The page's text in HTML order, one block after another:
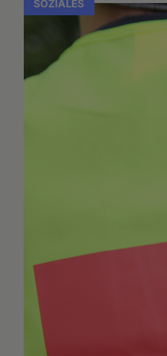
SOZIALES